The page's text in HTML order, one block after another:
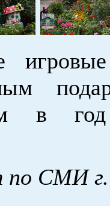
в
СМИ г.